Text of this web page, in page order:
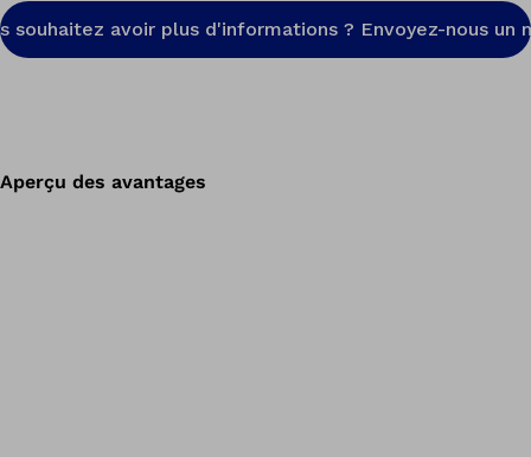
souhaitez avoir plus d'informations ? Envoyez-nous un
Aperçu des avantages